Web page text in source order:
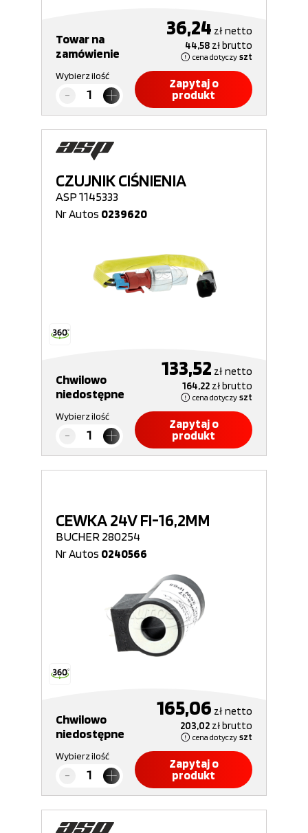
Towar na
zamówienie
36,24 złnetto
44,58 złbrutto
cena dotyczy szt
Wybierz ilość
Zapytaj o
produkt
CZUJNIK CIŚNIENIA
ASP 1145333
Nr Autos 0239620
Chwilowo
niedostępne
133,52 złnetto
164,22 złbrutto
cena dotyczy szt
Wybierz ilość
Zapytaj o
produkt
CEWKA 24V FI-16,2MM
BUCHER 280254
Nr Autos 0240566
Chwilowo
niedostępne
165,06 złnetto
203,02 złbrutto
cena dotyczy szt
Wybierz ilość
Zapytaj o
produkt